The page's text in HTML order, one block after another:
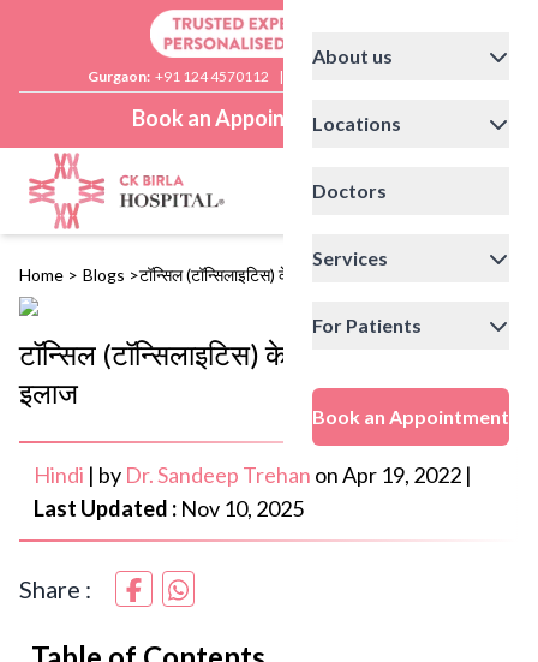
Gurgaon: +91 124 4570112 |
Book an Appointment
About us
Locations
Doctors
Services
For Patients
Book an Appointment
Home > Blogs >टॉन्सिल (टॉन्सिलाइटिस) के कारण, लक्षण और इलाज
टॉन्सिल (टॉन्सिलाइटिस) के कारण, लक्षण और
इलाज
Hindi | by Dr. Sandeep Trehan onApr 19, 2022 |
Last Updated : Nov 10, 2025
Share :